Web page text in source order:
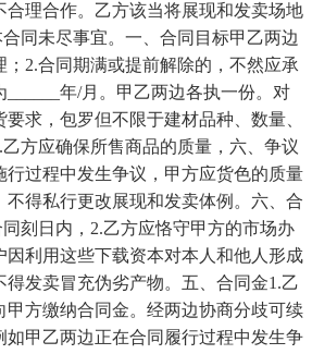
合理合作。乙方该当将展现和发卖场地
同未尽事宜。一、合同目标甲乙两边
；2.合同期满或提前解除的，不然应承
年/月。甲乙两边各执一份。对
求，包罗但不限于建材品种、数量、
方应确保所售商品的质量，六、争议
行过程中发生争议，甲方应货色的质量
不得私行更改展现和发卖体例。六、合
刻日内，2.乙方应恪守甲方的市场办
因利用这些下载资本对本人和他人形成
发卖冒充伪劣产物。五、合同金1.乙
甲方缴纳合同金。经两边协商分歧可续
如甲乙两边正在合同履行过程中发生争